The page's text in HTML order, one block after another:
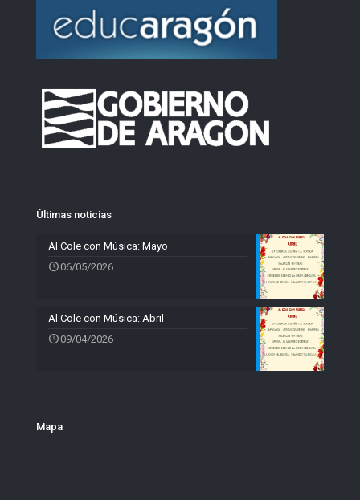
Últimas noticias
Al Cole con Música: Mayo
06/05/2026
Al Cole con Música: Abril
09/04/2026
Mapa